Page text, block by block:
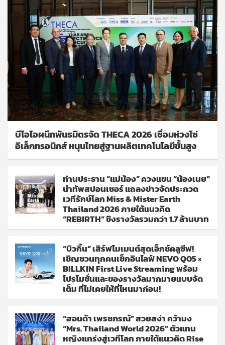
บีโอไอผนึกพันธมิตรจัด THECA 2026 เชื่อมห่วงโซ่
อิเล็กทรอนิกส์ หนุนไทยสู่ฐานผลิตเทคโนโลยีขั้นสูง
ท่านประธาน “แม่น้อง” ควงแขน “น้องเนย”
นำทัพสปอนเซอร์ แถลงข่าวจัดประกวด
เวทีรักษ์โลก Miss & Mister Earth
Thailand 2026 ภายใต้แนวคิด
“REBIRTH” ชิงรางวัลรวมกว่า 1.7 ล้านบาท
“บิวกิ้น” เสิร์ฟโมเมนต์สุดเอ็กซ์คลูซีฟ!
เชิญชวนทุกคนเช็กอินไลฟ์ NEVO Q05 ×
BILLKIN First Live Streaming พร้อม
โปรโมชั่นและของรางวัลมากมายแบบจัด
เต็ม ที่ไม่เคยให้ที่ไหนมาก่อน!
“ฮอนด้า เพรชภรณ์” สวยสง่า คว้ามง
“Mrs. Thailand World 2026” ตัวแทน
หญิงแกร่งสู่เวทีโลก ภายใต้แนวคิด Rise